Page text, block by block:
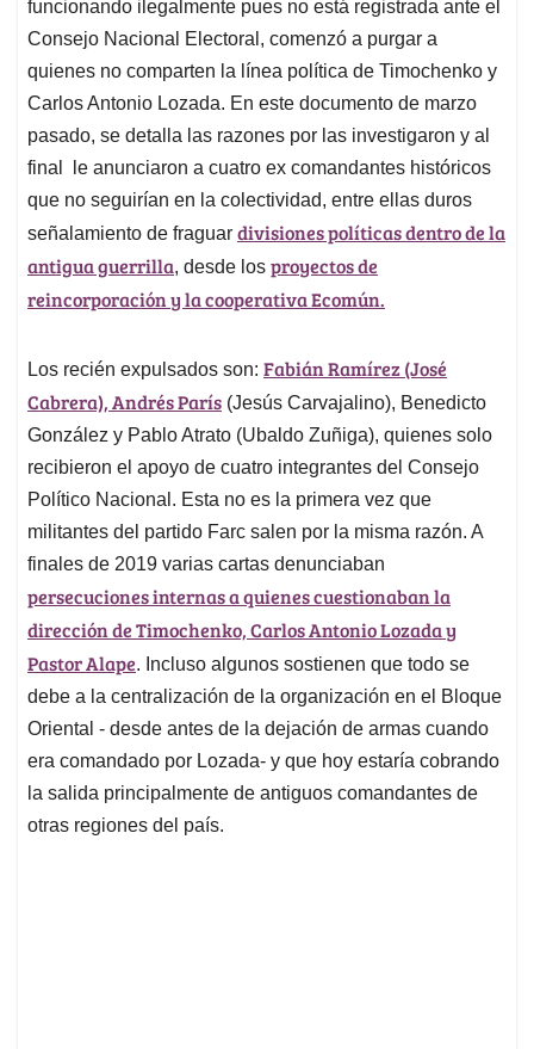
A
p
p
o
o
k
d
I
n
d
s
funcionando ilegalmente pues no está registrada ante el
Consejo Nacional Electoral, comenzó a purgar a
quienes no comparten la línea política de Timochenko y
Carlos Antonio Lozada. En este documento de marzo
pasado, se detalla las razones por las investigaron y al
final le anunciaron a cuatro ex comandantes históricos
que no seguirían en la colectividad, entre ellas duros
señalamiento de fraguar divisiones políticas dentro de la
antigua guerrilla, desde los proyectos de
reincorporación y la cooperativa Ecomún.
Los recién expulsados son: Fabián Ramírez (José
Cabrera), Andrés París (Jesús Carvajalino), Benedicto
González y Pablo Atrato (Ubaldo Zuñiga), quienes solo
recibieron el apoyo de cuatro integrantes del Consejo
Político Nacional. Esta no es la primera vez que
militantes del partido Farc salen por la misma razón. A
finales de 2019 varias cartas denunciaban
persecuciones internas a quienes cuestionaban la
dirección de Timochenko, Carlos Antonio Lozada y
Pastor Alape. Incluso algunos sostienen que todo se
debe a la centralización de la organización en el Bloque
Oriental - desde antes de la dejación de armas cuando
era comandado por Lozada- y que hoy estaría cobrando
la salida principalmente de antiguos comandantes de
otras regiones del país.